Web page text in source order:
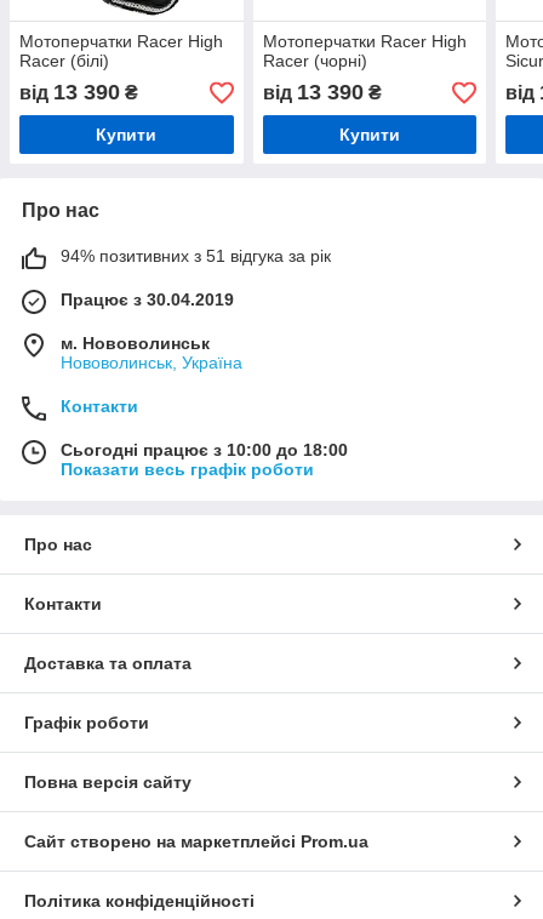
Мотоперчатки Racer High
Racer (білі)
від 13 390 ₴
Купити
Мотоперчатки Racer High
Racer (чорні)
від 13 390₴
Купити
від
Про нас
94% позитивних з 51 відгука за рік
Працює з 30.04.2019
м. Нововолинськ
Нововолинськ, Україна
Контакти
Сьогодні працює з 10:00 до 18:00
Показати весь графік роботи
Про нас
Контакти
Доставка та оплата
Графік роботи
Повна версія сайту
Сайт створено на маркетплейсі Prom.ua
Політика конфіденційності